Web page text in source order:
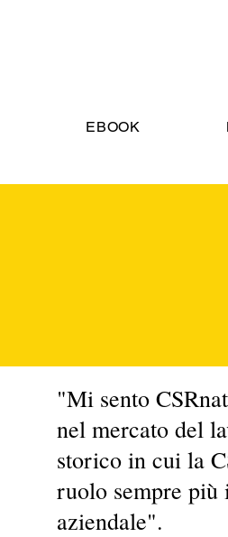
EBOOK
"Mi sento
nel mercato del
storico in cui la
ruolo sempre più
aziendale".